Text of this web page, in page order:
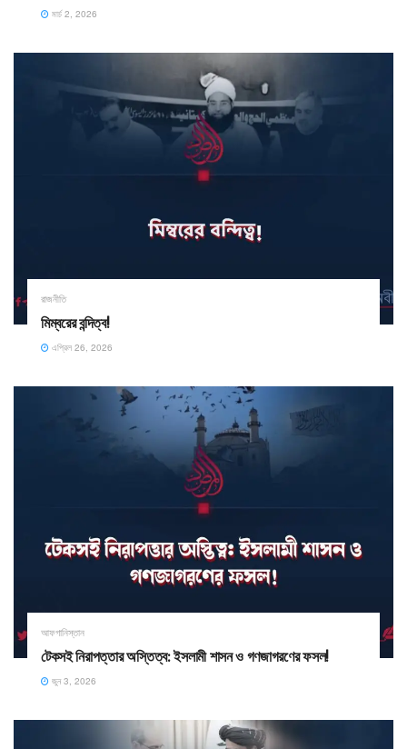
মার্চ 2, 2026
রাজনীতি
​মিম্বরের বন্দিত্ব!
এপ্রিল 26, 2026
আফগানিস্তান
​টেকসই নিরাপত্তার অস্তিত্ব: ইসলামী শাসন ও গণজাগরণের ফসল!
জুন 3, 2026